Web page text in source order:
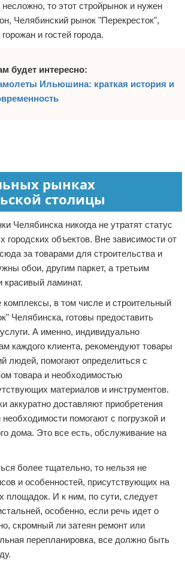
несложно, то этот стройрынок и нужен
Челябинский рынок "Перекресток",
и гостей города.
будет интересно:
Ильюшина: краткая история и
рынках
столицы
Челябинска никогда не утратят статус
объектов. Вне зависимости от
за товарами для строительства и
обои, другим паркет, а третьим
красивый ламинат.
в том числе и строительный
Челябинска, готовы предоставить
А именно, индивидуально
каждого клиента, рекомендуют товары
людей, помогают определиться с
товара и необходимостью
материалов и инструментов.
аккуратно доставляют приобретения
помогают с погрузкой и
дома. Это все есть, обслуживание на
более тщательно, то нельзя не
и особенностей, присутствующих на
площадок. И к ним, по сути, следует
особенно, если речь идет о
скромный ли затеян ремонт или
перепланировка, все должно быть